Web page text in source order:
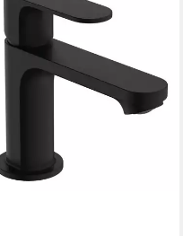
Waschtischarmatur Rebris S
80 Einhebel CoolStart m.
Zugstangen-Ablaufgarnitur
Ausladung 121 mm
lieferbar - in 3-4 Werktagen bei dir